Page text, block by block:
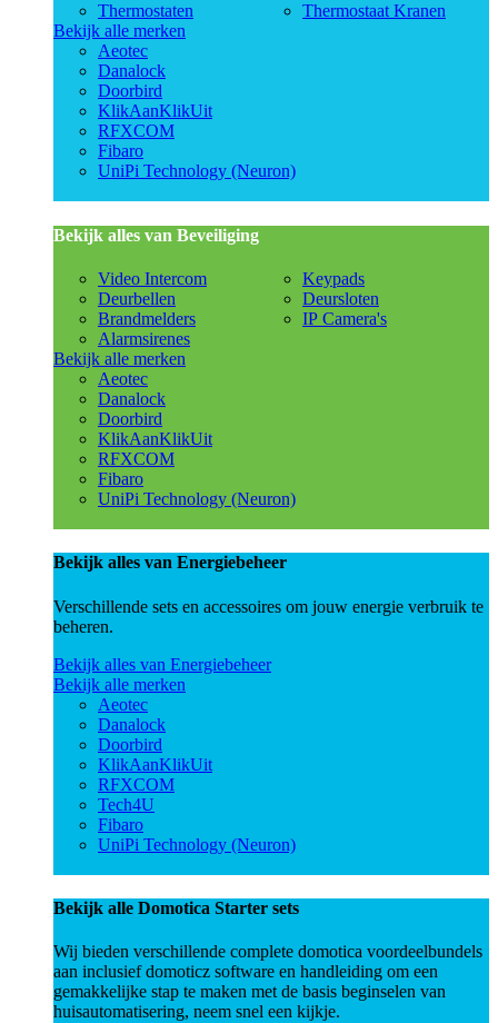
Thermostaten
Thermostaat Kranen
Bekijk alle merken
Aeotec
Danalock
Doorbird
KlikAanKlikUit
RFXCOM
Fibaro
UniPi Technology (Neuron)
Bekijk alles van Beveiliging
Video Intercom
Deurbellen
Brandmelders
Alarmsirenes
Keypads
Deursloten
IP Camera's
Bekijk alle merken
Aeotec
Danalock
Doorbird
KlikAanKlikUit
RFXCOM
Fibaro
UniPi Technology (Neuron)
Bekijk alles van Energiebeheer
Verschillende sets en accessoires om jouw energie verbruik te
beheren.
Bekijk alles van Energiebeheer
Bekijk alle merken
Aeotec
Danalock
Doorbird
KlikAanKlikUit
RFXCOM
Tech4U
Fibaro
UniPi Technology (Neuron)
Bekijk alle Domotica Starter sets
Wij bieden verschillende complete domotica voordeelbundels
aan inclusief domoticz software en handleiding om een
gemakkelijke stap te maken met de basis beginselen van
huisautomatisering, neem snel een kijkje.